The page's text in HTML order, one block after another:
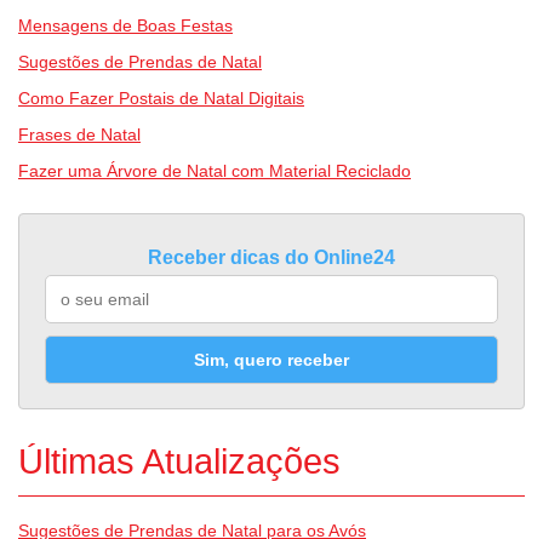
Mensagens de Boas Festas
Sugestões de Prendas de Natal
Como Fazer Postais de Natal Digitais
Frases de Natal
Fazer uma Árvore de Natal com Material Reciclado
Receber dicas do Online24
Sim, quero receber
Últimas Atualizações
Sugestões de Prendas de Natal para os Avós